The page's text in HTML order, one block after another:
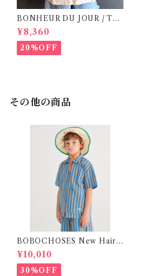
BONHEUR DU JOUR / TO
SCANE BlOUSE (Rose 2~6
Y)
¥8,360
20%OFF
その他の商品
BOBOCHOSES New Hairli
ne woven shirt / 2-4Y
¥10,010
30%OFF